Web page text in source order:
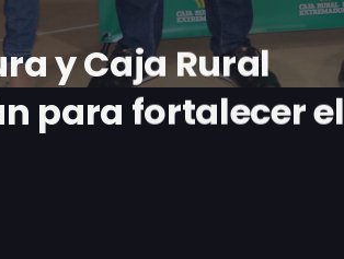
y Caja Rural
para fortalecer el